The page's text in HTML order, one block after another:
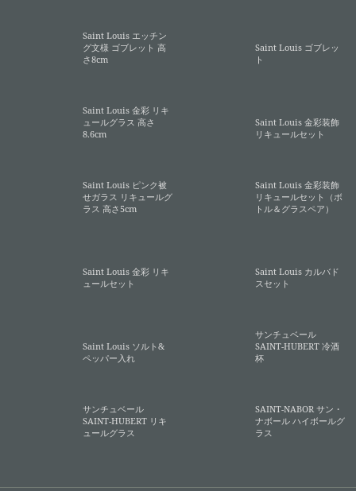
Saint Louis エッチン
グ文様 ゴブレット 高
さ8cm
Saint Louis ゴブレッ
ト
Saint Louis 金彩 リキ
ュールグラス 高さ
8.6cm
Saint Louis 金彩装飾
リキュールセット
Saint Louis ピンク被
せガラス リキュールグ
ラス 高さ5cm
Saint Louis 金彩装飾
リキュールセット（ボ
トル＆グラスペア）
Saint Louis 金彩 リキ
ュールセット
Saint Louis カルバド
スセット
Saint Louis ソルト&
ペッパー入れ
サンチュベール
SAINT-HUBERT 冷酒
杯
サンチュベール
SAINT-HUBERT リキ
ュールグラス
SAINT-NABOR サン・
ナボール ハイボールグ
ラス